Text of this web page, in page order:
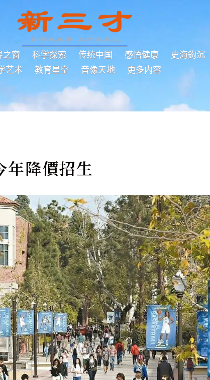
之窗 科学探索 传统中国 感悟健康
史海鈎沉
艺术
教育星空 音像天地 更多内容
降價招生